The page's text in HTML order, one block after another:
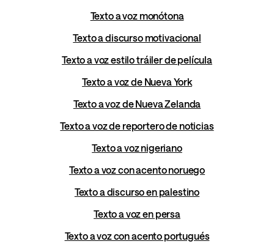
Texto a voz monótona
Texto a discurso motivacional
Texto a voz estilo tráiler de película
Texto a voz de Nueva York
Texto a voz de Nueva Zelanda
Texto a voz de reportero de noticias
Texto a voz nigeriano
Texto a voz con acento noruego
Texto a discurso en palestino
Texto a voz en persa
Texto a voz con acento portugués